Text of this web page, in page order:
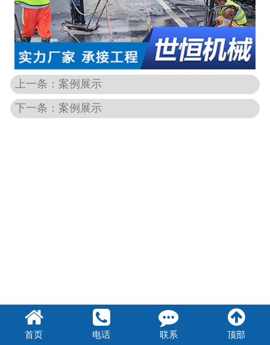
资讯动态
联系我们
上一条：案例展示
下一条：案例展示
首页 电话 联系 顶部